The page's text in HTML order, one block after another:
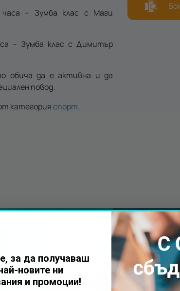
– Зумба клас с Маги
– Зумба клас с Димитър
обича да е активна и да
повод.
категорияспорт.
с
за да получаваш
новите ни
и промоции!